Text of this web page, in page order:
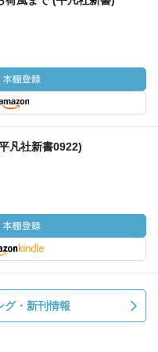
凡社新書0922)
グ・新刊情報